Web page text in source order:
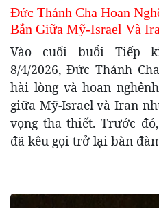
Đức Thánh Cha Hoan
Bắn Giữa Mỹ-Israel Và
Vào cuối buổi Tiếp
8/4/2026, Đức Thánh
hài lòng và hoan
giữa Mỹ-Israel và Iran
vọng tha thiết. Trước
đã kêu gọi trở lại bàn